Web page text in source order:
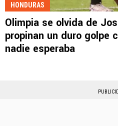
HONDURAS
Olimpia se olvida de
propinan un duro golpe
nadie esperaba